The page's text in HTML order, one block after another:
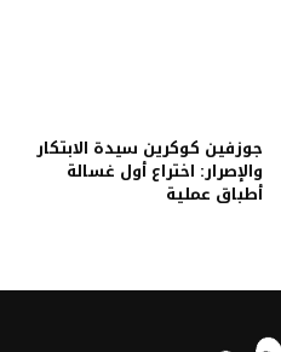
جوزفين كوكرين سيدة الابتكار
والإصرار: اختراع أول غسالة
أطباق عملية